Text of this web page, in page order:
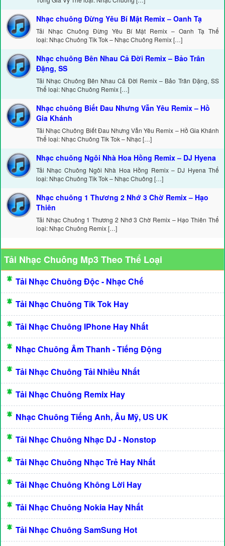
Nhạc chuông Đừng Yêu Bí Mật Remix – Oanh Tạ
Tải Nhạc Chuông Đừng Yêu Bí Mật Remix – Oanh Tạ Thể
loại: Nhạc Chuông Tik Tok – Nhạc Chuông Remix […]
Nhạc chuông Bên Nhau Cả Đời Remix – Bảo Trân
Đặng, SS
Tải Nhạc Chuông Bên Nhau Cả Đời Remix – Bảo Trân Đặng, SS
Thể loại: Nhạc Chuông Remix […]
Nhạc chuông Biết Đau Nhưng Vẫn Yêu Remix – Hồ
Gia Khánh
Tải Nhạc Chuông Biết Đau Nhưng Vẫn Yêu Remix – Hồ Gia Khánh
Thể loại: Nhạc Chuông Tik Tok – Nhạc […]
Nhạc chuông Ngôi Nhà Hoa Hồng Remix – DJ Hyena
Tải Nhạc Chuông Ngôi Nhà Hoa Hồng Remix – DJ Hyena Thể
loại: Nhạc Chuông Tik Tok – Nhạc Chuông […]
Nhạc chuông 1 Thương 2 Nhớ 3 Chờ Remix – Hạo
Thiên
Tải Nhạc Chuông 1 Thương 2 Nhớ 3 Chờ Remix – Hạo Thiên Thể
loại: Nhạc Chuông Remix […]
Tải Nhạc Chuông Mp3 Theo Thể Loại
Tải Nhạc Chuông Độc - Nhạc Chế
Tải Nhạc Chuông Tik Tok Hay
Tải Nhạc Chuông IPhone Hay Nhất
Nhạc Chuông Âm Thanh - Tiếng Động
Tải Nhạc Chuông Tải Nhiều Nhất
Tải Nhạc Chuông Remix Hay
Nhạc Chuông Tiếng Anh, Âu Mỹ, US UK
Tải Nhạc Chuông Nhạc DJ - Nonstop
Tải Nhạc Chuông Nhạc Trẻ Hay Nhất
Tải Nhạc Chuông Không Lời Hay
Tải Nhạc Chuông Nokia Hay Nhất
Tải Nhạc Chuông SamSung Hot